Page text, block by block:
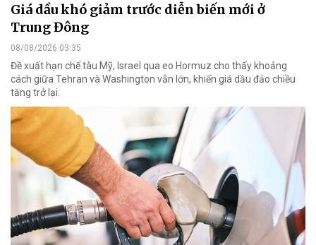
Giá dầu khó giảm trước diễn biến mới ở
Trung Đông
08/08/2026 03:35
Đề xuất hạn chế tàu Mỹ, Israel qua eo Hormuz cho thấy khoảng
cách giữa Tehran và Washington vẫn lớn, khiến giá dầu đảo chiều
tăng trở lại.